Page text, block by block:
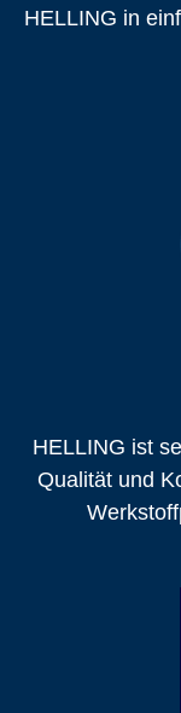
HELLING in
HELLING ist
Qualität und